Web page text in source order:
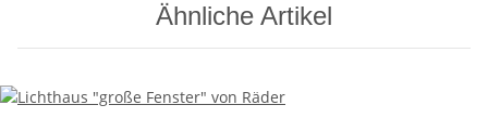
Ähnliche Artikel